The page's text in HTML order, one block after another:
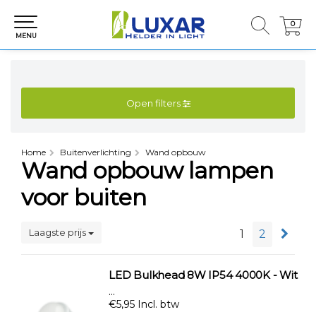
0
0
MENU
Open filters
Home Buitenverlichting Wand opbouw
Wand opbouw lampen
voor buiten
Laagste prijs 1 2
LED Bulkhead 8W IP54 4000K - Wit
...
€5,95 Incl. btw